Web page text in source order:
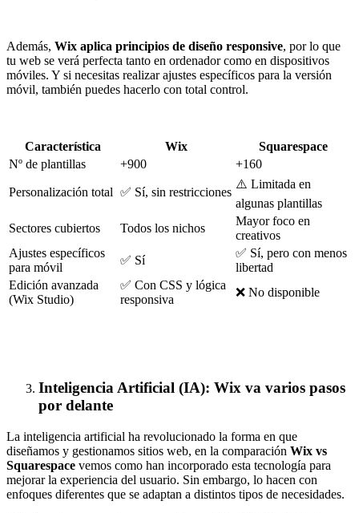
Además, Wix aplica principios de diseño responsive, por lo que
tu web se verá perfecta tanto en ordenador como en dispositivos
móviles. Y si necesitas realizar ajustes específicos para la versión
móvil, también puedes hacerlo con total control.
Característica Wix
Squarespace
Nº de plantillas
+900 +160
Personalización total ✅ Sí, sin restricciones
⚠️ Limitada en
algunas plantillas
Sectores cubiertos
Todos los nichos
Mayor foco en
creativos
Ajustes específicos
para móvil
✅ Sí
✅ Sí, pero con menos
libertad
Edición avanzada
(Wix Studio)
✅ Con CSS y lógica
responsiva
❌ No disponible
Inteligencia Artificial (IA): Wix va varios pasos
por delante
La inteligencia artificial ha revolucionado la forma en que
diseñamos y gestionamos sitios web, en la comparación Wix vs
Squarespace vemos como han incorporado esta tecnología para
mejorar la experiencia del usuario. Sin embargo, lo hacen con
enfoques diferentes que se adaptan a distintos tipos de necesidades.